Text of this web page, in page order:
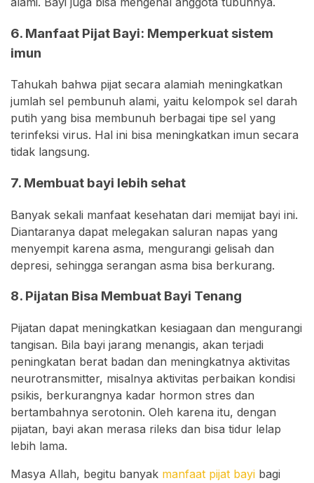
6. Manfaat Pijat Bayi: Memperkuat sistem
imun
Tahukah bahwa pijat secara alamiah meningkatkan
jumlah sel pembunuh alami, yaitu kelompok sel darah
putih yang bisa membunuh berbagai tipe sel yang
terinfeksi virus. Hal ini bisa meningkatkan imun secara
tidak langsung.
7. Membuat bayi lebih sehat
Banyak sekali manfaat kesehatan dari memijat bayi ini.
Diantaranya dapat melegakan saluran napas yang
menyempit karena asma, mengurangi gelisah dan
depresi, sehingga serangan asma bisa berkurang.
8. Pijatan Bisa Membuat Bayi Tenang
Pijatan dapat meningkatkan kesiagaan dan mengurangi
tangisan. Bila bayi jarang menangis, akan terjadi
peningkatan berat badan dan meningkatnya aktivitas
neurotransmitter, misalnya aktivitas perbaikan kondisi
psikis, berkurangnya kadar hormon stres dan
bertambahnya serotonin. Oleh karena itu, dengan
pijatan, bayi akan merasa rileks dan bisa tidur lelap
lebih lama.
Masya Allah, begitu banyak manfaat pijat bayi bagi